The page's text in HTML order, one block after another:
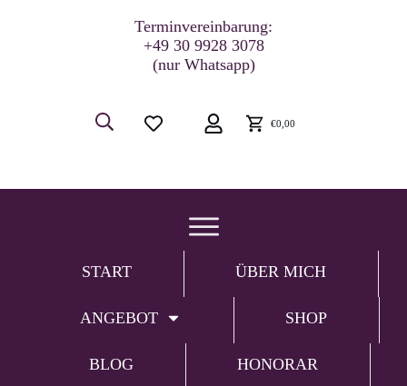
Terminvereinbarung:
+49 30 9928 3078
(nur Whatsapp)
€0,00
START ÜBER MICH
ANGEBOT SHOP
BLOG HONORAR